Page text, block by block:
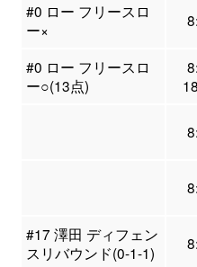
#0 ロー フリースロ
ー×
#0 ロー フリースロ
ー○(13点)
#17 澤田 ディフェン
スリバウンド(0-1-1)